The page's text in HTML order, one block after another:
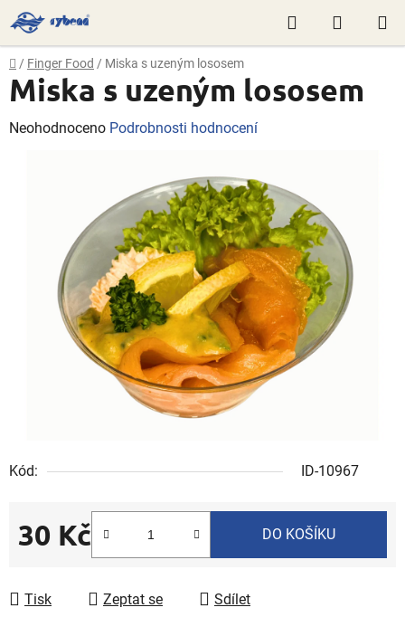
Přejít
na
obsah
Hledat
KOŠÍK
Domů
/ Finger Food / Miska s uzeným lososem
Kód: ID-10967
30 Kč
Měrná cena:
DO KOŠÍKU
Tisk Zeptat se Sdílet
Miska s uzeným lososem
Průměrné
hvězdiček.
Neohodnoceno Podrobnosti hodnocení